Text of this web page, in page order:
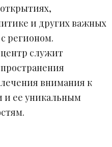
и других важных
регионом.
служит
внимания к
и ее уникальным